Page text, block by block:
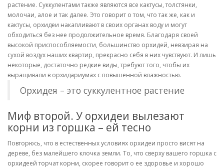
растение. Суккулентами также являются все кактусы, толстянки,
молочаи, алое и так далее. Это говорит о том, что так же, как и
кактусы, орхидеи накапливают в своих органах воду и могут
обходиться без нее продолжительное время. Благодаря своей
высокой приспособляемости, большинство орхидей, невзирая на
сухой воздух наших квартир, прекрасно себя в них чувствуют. И лишь
некоторые, достаточно редкие виды, требуют того, чтобы их
выращивали в орхидариумах с повышенной влажностью.
Орхидея – это суккулентное растение
Миф второй. У орхидеи вылезают
корни из горшка – ей тесно
Повторюсь, что в естественных условиях орхидеи просто висят на
дереве, без малейшего клочка земли. То, что сверху вашего горшка с
орхидеей торчат корни, скорее говорит о ее здоровье и хорошо